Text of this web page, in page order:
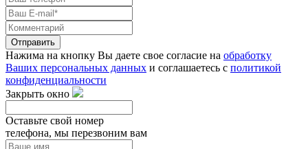
Отправить
Нажима на кнопку Вы даете свое согласие на обработку
Ваших персональных данных и соглашаетесь с политикой
конфиденциальности
Закрыть окно
Оставьте свой номер
телефона, мы перезвоним вам